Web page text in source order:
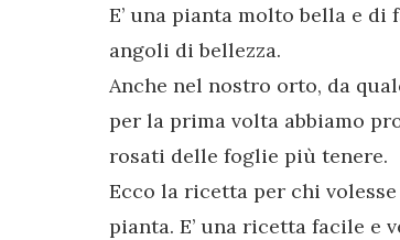
E’ una pianta molto bella e
angoli di bellezza.
Anche nel nostro orto, da
per la prima volta abbiamo
rosati delle foglie più tenere.
Ecco la ricetta per chi
pianta. E’ una ricetta facile e